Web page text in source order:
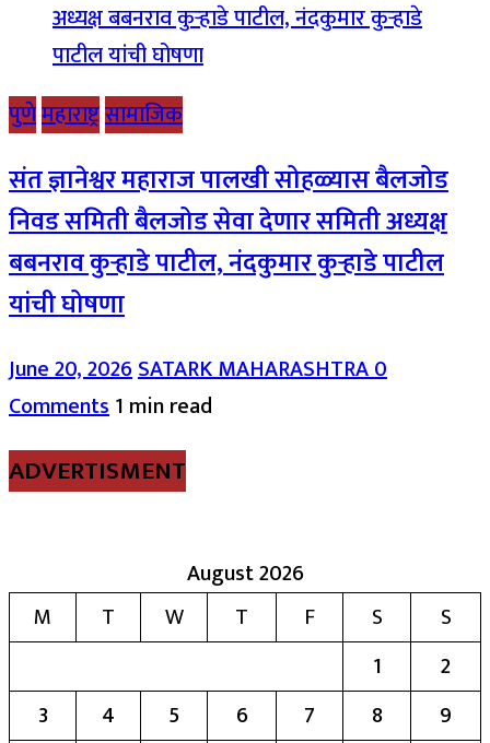
पुणेमहाराष्ट्रसामाजिक
संत ज्ञानेश्वर महाराज पालखी सोहळ्यास बैलजोड
निवड समिती बैलजोड सेवा देणार समिती अध्यक्ष
बबनराव कुऱ्हाडे पाटील, नंदकुमार कुऱ्हाडे पाटील
यांची घोषणा
June 20, 2026SATARK MAHARASHTRA0
Comments1 min read
ADVERTISMENT
August 2026
M
T W T F S
S
1
2
3
4 5 6 7 8
9